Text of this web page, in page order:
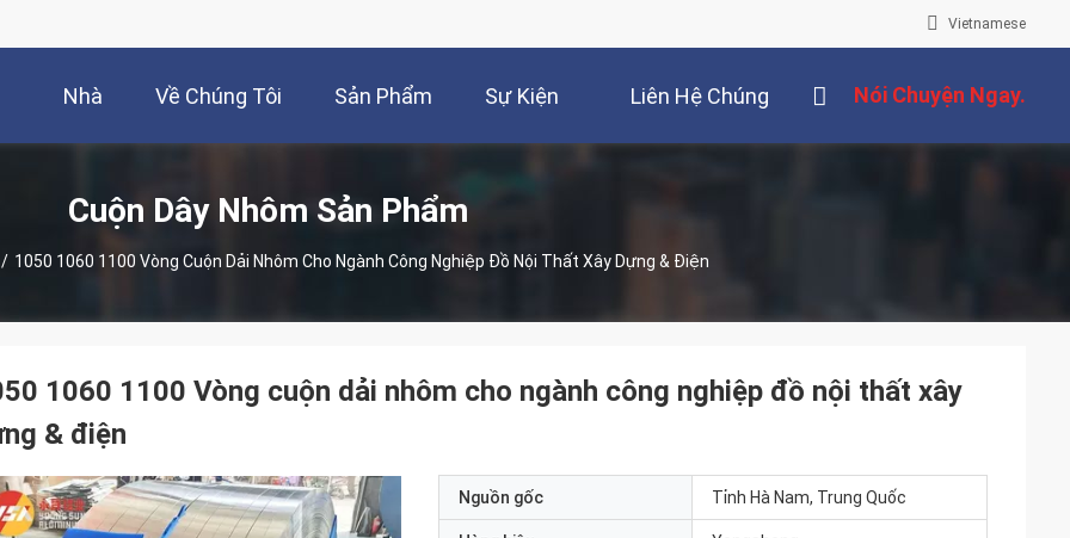
Vietnamese
Nhà Về Chúng Tôi Sản Phẩm Sự Kiện Liên Hệ Chúng Nói Chuyện Ngay.
Cuộn Dây Nhôm Sản Phẩm
/ 1050 1060 1100 Vòng Cuộn Dải Nhôm Cho Ngành Công Nghiệp Đồ Nội Thất Xây Dựng & Điện
1060 1100 Vòng cuộn dải nhôm cho ngành công nghiệp đồ nội thất xây
& điện
Nguồn gốc Tỉnh Hà Nam, Trung Quốc